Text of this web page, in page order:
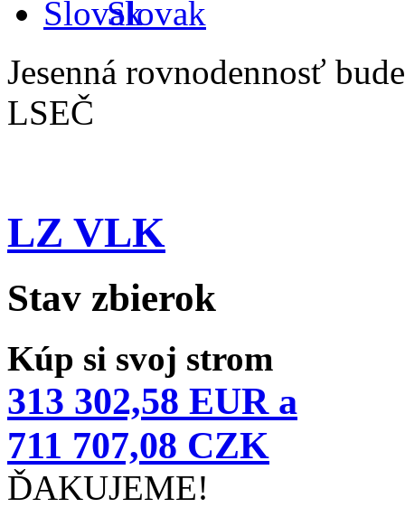
Slovak
Jesenná rovnodennosť
LSEČ
LZ VLK
Stav zbierok
Kúp si svoj strom
313 302,58 EUR a
711 707,08 CZK
ĎAKUJEME!